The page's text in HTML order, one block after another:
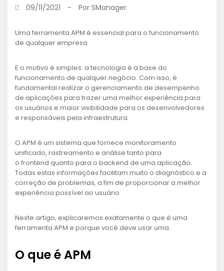
09/11/2021 - Por SManager
Uma ferramenta APM é essencial para o funcionamento
de qualquer empresa.
E o motivo é simples: a tecnologia é a base do
funcionamento de qualquer negócio. Com isso, é
fundamental realizar o gerenciamento de desempenho
de aplicações para trazer uma melhor experiência para
os usuários e maior visibilidade para os desenvolvedores
e responsáveis pela infraestrutura.
O APM é um sistema que fornece monitoramento
unificado, rastreamento e análise tanto para
o frontend quanto para o backend de uma aplicação.
Todas estas informações facilitam muito o diagnóstico e a
correção de problemas, a fim de proporcionar a melhor
experiência possível ao usuário.
Neste artigo, explicaremos exatamente o que é uma
ferramenta APM e porque você deve usar uma.
O que é APM